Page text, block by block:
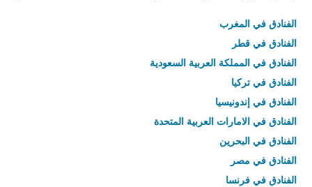
الفنادق في المغرب
الفنادق في قطر
الفنادق في المملكة العربية السعودية
الفنادق في تركيا
الفنادق في إندونيسيا
الفنادق في الامارات العربية المتحدة
الفنادق في البحرين
الفنادق في مصر
الفنادق في فرنسا